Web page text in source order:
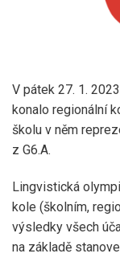
V pátek 27. 1.
konalo regionální
školu v něm
z G6.A.
Lingvistická
kole (školním,
výsledky všech
na základě